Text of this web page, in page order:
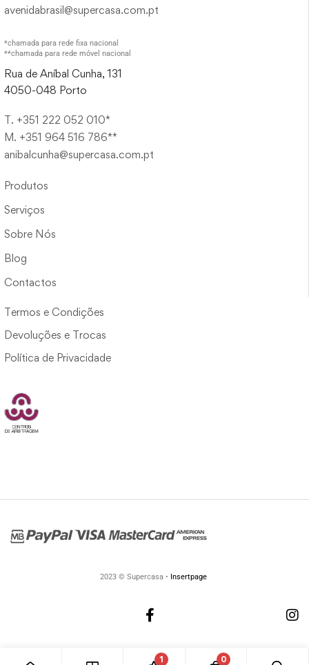
avenidabrasil@supercasa.com.pt
*chamada para rede fixa nacional
**chamada para rede móvel nacional
Rua de Aníbal Cunha, 131
4050-048 Porto
T. +351 222 052 010*
M. +351 964 516 786**
anibalcunha@supercasa.com.pt
Produtos
Serviços
Sobre Nós
Blog
Contactos
Termos e Condições
Devoluções e Trocas
Política de Privacidade
2023 © Supercasa • Insertpage
1 0